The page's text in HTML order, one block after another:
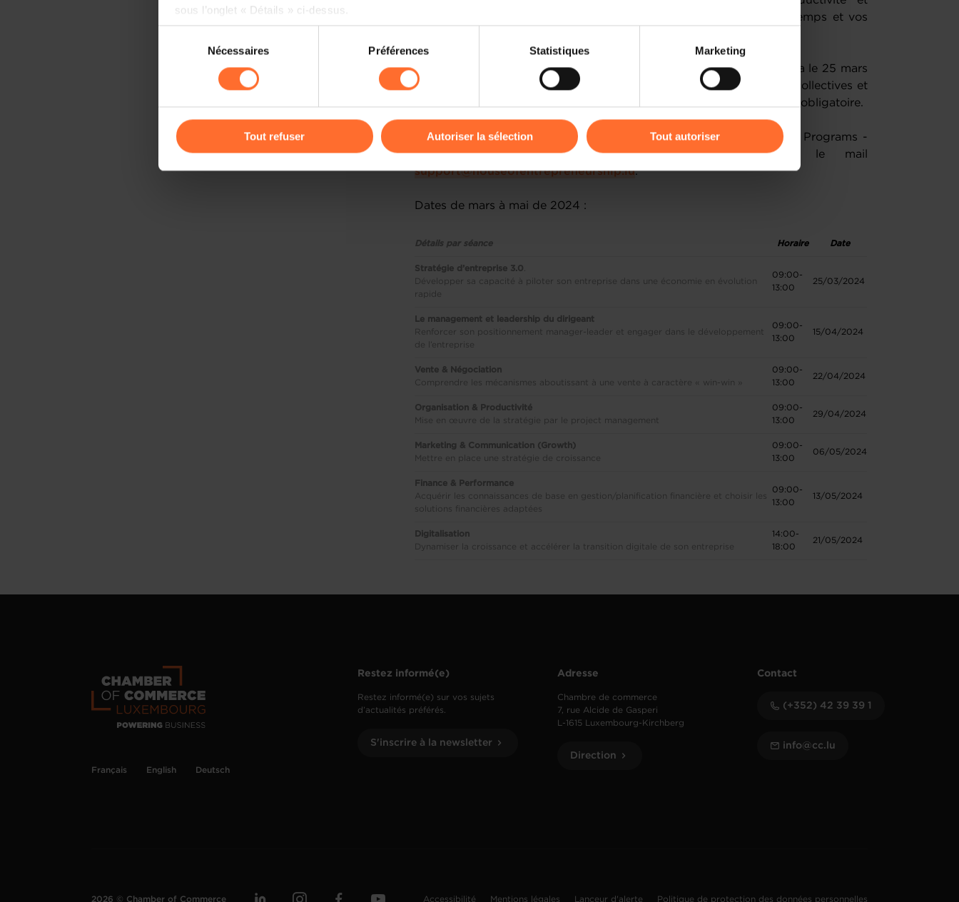
sous l’onglet « Détails » ci-dessus.
Il est précisé que la navigation sur le site et certaines fonctionnalités (ex : lecture de vidéos, partage sur les réseaux
sociaux, sauvegarde des préférences de lecture vidéo, personnalisation de l’affichage du site) peuvent être affectées en
cas de refus de tous les cookies ou des cookies non nécessaires.
gauche de chaque page.
Charte d’usage des cookies et notre
Politique de protection des données
consentement
Nécessaires Préférences Statistiques Marketing
Tout refuser Autoriser la sélection Tout autoriser
augmenter votre chiffre d’affaires tout en gérant au mieux votre temps et vos
Le prochain cycle de formation "Boostez votre entreprise" démarrera le 25 mars
2024 et s'étalera jusqu’au 21 mai 2024. Il se compose de sessions collectives et
individuelles. Veuillez noter que la participation à tous les ateliers est obligatoire.
En cas d'intérêt, merci de contacter dès que possible l'équipe SME Programs -
Development de la House of Entrepreneurship, via le mail
support@houseofentrepreneurship.lu.
Dates de mars à mai de 2024 :
Détails par séance Horaire Date
Stratégie d’entreprise 3.0
Développer sa capacité à piloter son entreprise dans une économie en évolution
rapide
09:00-
13:00
25/03/2024
Le management et leadership du dirigeant
Renforcer son positionnement manager-leader et engager dans le développement
de l’entreprise
09:00-
13:00
15/04/2024
Vente & Négociation
Comprendre les mécanismes aboutissant à une vente à caractère « win-win »
09:00-
13:00
22/04/2024
Organisation & Productivité
Mise en œuvre de la stratégie par le project management
09:00-
13:00
29/04/2024
Marketing & Communication (Growth)
Mettre en place une stratégie de croissance
09:00-
13:00
06/05/2024
Finance & Performance
Acquérir les connaissances de base en gestion/planification financière et choisir les
solutions financières adaptées
09:00-
13:00
13/05/2024
Digitalisation
Dynamiser la croissance et accélérer la transition digitale de son entreprise
14:00-
18:00
21/05/2024
Français English Deutsch
Restez informé(e)
Restez informé(e) sur vos sujets
d’actualités préférés.
S'inscrire à la newsletter
Adresse
Chambre de commerce
7, rue Alcide de Gasperi
L-1615 Luxembourg-Kirchberg
Direction
Contact
(+352) 42 39 39 1
info@cc.lu
2026 © Chamber of Commerce Accessibilité Mentions légales Lanceur d'alerte Politique de protection des données personnelles